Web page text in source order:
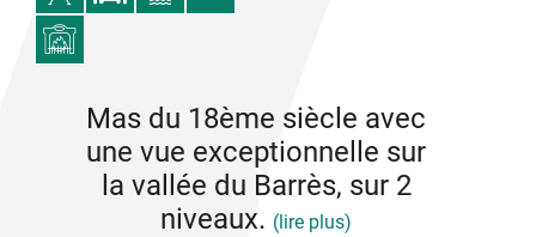
Mas du 18ème siècle avec
une vue exceptionnelle sur
la vallée du Barrès, sur 2
niveaux. (lire plus)